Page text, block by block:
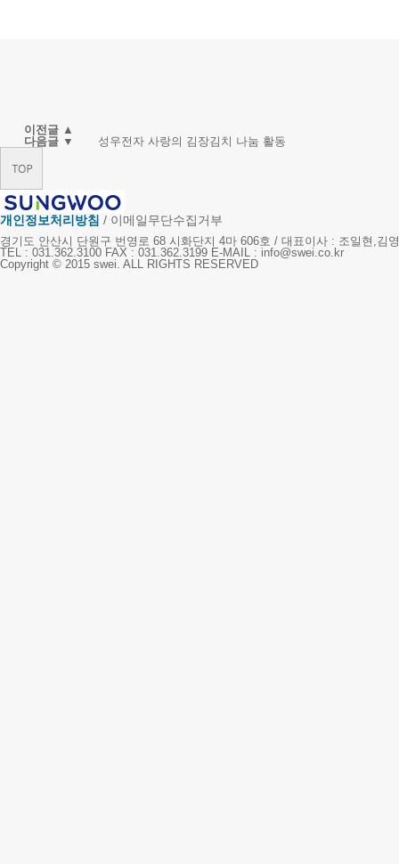
이전글 ▲
다음글 ▼
성우전자 사랑의 김장김치 나눔 활동
개인정보처리방침 / 이메일무단수집거부
경기도 안산시 단원구 번영로 68 시화단지 4마 606호 / 대표이사 : 조일현,김
TEL : 031.362.3100 FAX : 031.362.3199 E-MAIL : info@swei.co.kr
Copyright © 2015 swei. ALL RIGHTS RESERVED